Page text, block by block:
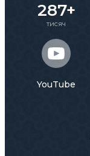
287+
тисяч
YouTube